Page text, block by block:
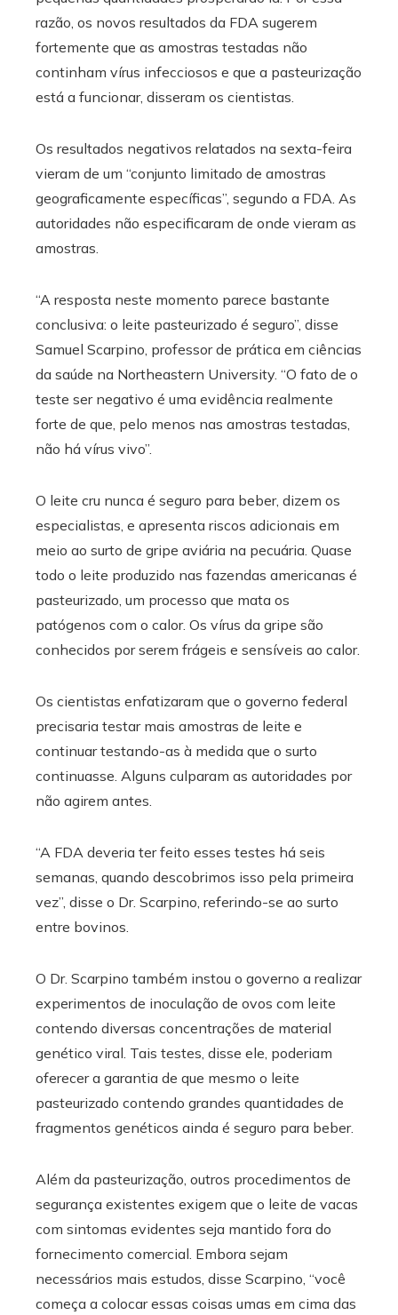
razão, os novos resultados da FDA sugerem
fortemente que as amostras testadas não
continham vírus infecciosos e que a pasteurização
está a funcionar, disseram os cientistas.
Os resultados negativos relatados na sexta-feira
vieram de um “conjunto limitado de amostras
geograficamente específicas”, segundo a FDA. As
autoridades não especificaram de onde vieram as
amostras.
“A resposta neste momento parece bastante
conclusiva: o leite pasteurizado é seguro”, disse
Samuel Scarpino, professor de prática em ciências
da saúde na Northeastern University. “O fato de o
teste ser negativo é uma evidência realmente
forte de que, pelo menos nas amostras testadas,
não há vírus vivo”.
O leite cru nunca é seguro para beber, dizem os
especialistas, e apresenta riscos adicionais em
meio ao surto de gripe aviária na pecuária. Quase
todo o leite produzido nas fazendas americanas é
pasteurizado, um processo que mata os
patógenos com o calor. Os vírus da gripe são
conhecidos por serem frágeis e sensíveis ao calor.
Os cientistas enfatizaram que o governo federal
precisaria testar mais amostras de leite e
continuar testando-as à medida que o surto
continuasse. Alguns culparam as autoridades por
não agirem antes.
“A FDA deveria ter feito esses testes há seis
semanas, quando descobrimos isso pela primeira
vez”, disse o Dr. Scarpino, referindo-se ao surto
entre bovinos.
O Dr. Scarpino também instou o governo a realizar
experimentos de inoculação de ovos com leite
contendo diversas concentrações de material
genético viral. Tais testes, disse ele, poderiam
oferecer a garantia de que mesmo o leite
pasteurizado contendo grandes quantidades de
fragmentos genéticos ainda é seguro para beber.
Além da pasteurização, outros procedimentos de
segurança existentes exigem que o leite de vacas
com sintomas evidentes seja mantido fora do
fornecimento comercial. Embora sejam
necessários mais estudos, disse Scarpino, “você
começa a colocar essas coisas umas em cima das